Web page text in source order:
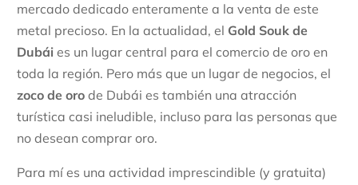
mercado dedicado enteramente a la venta de este
metal precioso. En la actualidad, el Gold Souk de
Dubái es un lugar central para el comercio de oro en
toda la región. Pero más que un lugar de negocios, el
zoco de oro de Dubái es también una atracción
turística casi ineludible, incluso para las personas que
no desean comprar oro.
Para mí es una actividad imprescindible (y gratuita)